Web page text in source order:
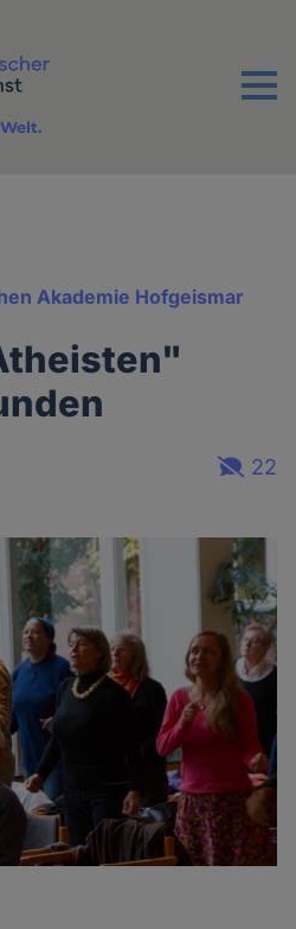
Menu
Akademie Hofgeismar
22